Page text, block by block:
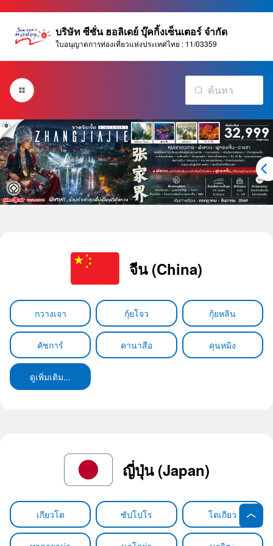
บริษัท ซีซั่น ฮอลิเดย์ บุ๊คกิ้งเซ็นเตอร์ จำกัด
ใบอนุญาตการท่องเที่ยวแห่งประเทศไทย : 11/03359
จีน (China)
กวางเจา กุ้ยโจว กุ้ยหลิน
คัชการ์ คานาสือ คุนหมิง
ดูเพิ่มเติม...
ญี่ปุ่น (Japan)
เกียวโต ซัปโปโร โตเกียว